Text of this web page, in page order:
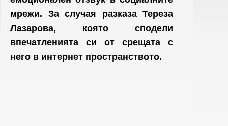
мрежи. За случая разказа Тереза
Лазарова, която сподели
впечатленията си от срещата с
него в интернет пространството.